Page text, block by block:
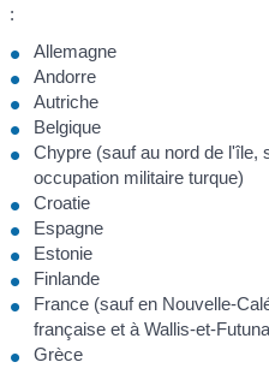
:
Allemagne
Andorre
Autriche
Belgique
Chypre (sauf au nord de l'île,
occupation militaire turque)
Croatie
Espagne
Estonie
Finlande
France (sauf en Nouvelle-
française et à Wallis-et-
Grèce